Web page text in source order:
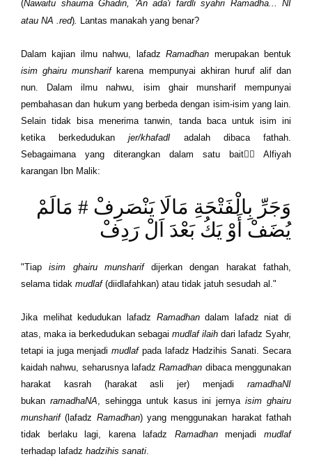
(Nawaitu shauma Ghadin, 'An ada'i fardli syahri Ramadha... NI
atau NA .red) Lantas manakah yang benar?
Dalam kajian ilmu nahwu, lafadzRamadhan merupakan bentuk
isim ghairu munsharifkarena mempunyai akhiran huruf alif dan
nun. Dalam ilmu nahwu, isim ghair munsharif mempunyai
pembahasan dan hukum yang berbeda dengan isim-isim yang lain.
Selain tidak bisa menerima tanwin, tanda baca untuk isim ini
ketika berkedudukanjer/khafadl adalah dibaca fathah.
Sebagaimana yang diterangkan dalam satu bait ِِAlfiyah
karangan Ibn Malik:
وَجَرِّ بِالْفَتْحَةِ مَالَا يَنْصَرِفْ # مَالَمْ
يُضَفْ أَوْ يَكُ بَعْدَ اَلْ رَدِفْ
"Tiapisim ghairu munsharifdijerkan dengan harakat fathah,
selama tidak mudlaf(diidlafahkan) atau tidak jatuh sesudah al."
Jika melihat kedudukan lafadz Ramadhandalam lafadz niat di
atas, maka ia berkedudukan sebagai mudlaf ilaih dari lafadz Syahr,
tetapi ia juga menjadimudlaf pada lafadz Hadzihis Sanati. Secara
kaidah nahwu, seharusnya lafadzRamadhan dibaca menggunakan
harakat kasrah (harakat asli jer) menjadi ramadhaNI
bukan ramadhaNA , sehingga untuk kasus ini jernyaisim ghairu
munsharif(lafadz Ramadhan) yang menggunakan harakat fathah
tidak berlaku lagi, karena lafadz Ramadhanmenjadimudlaf
terhadap lafadz hadzihis sanati